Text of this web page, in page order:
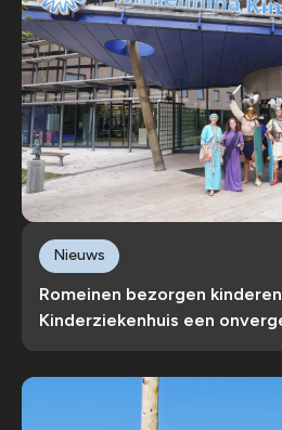
Romeinen bezorgen
Kinderziekenhuis een
Nieuws